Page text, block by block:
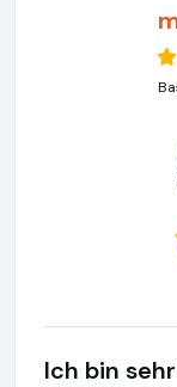
Ich bin